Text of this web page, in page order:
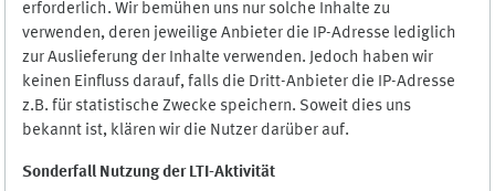
erforderlich. Wir bemühen uns nur solche Inhalte zu
verwenden, deren jeweilige Anbieter die IP-Adresse lediglich
zur Auslieferung der Inhalte verwenden. Jedoch haben wir
keinen Einfluss darauf, falls die Dritt-Anbieter die IP-Adresse
z.B. für statistische Zwecke speichern. Soweit dies uns
bekannt ist, klären wir die Nutzer darüber auf.
Sonderfall Nutzung der LTI-Aktivität